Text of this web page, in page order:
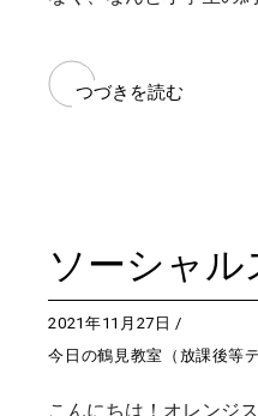
つづきを読む
ソーシャ
2021年11月27日
今日の鶴見教室（放課後等
こんにちは！オレンジ